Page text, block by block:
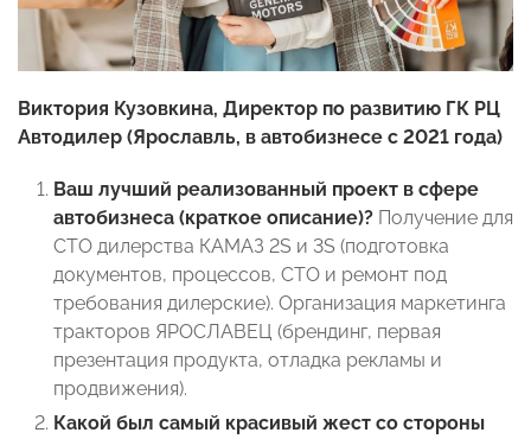
Виктория Кузовкина, Директор по развитию ГК РЦ
Автодилер (Ярославль, в автобизнесе с 2021 года)
Ваш лучший реализованный проект в сфере
автобизнеса (краткое описание)? Получение для
СТО дилерства КАМАЗ 2S и 3S (подготовка
документов, процессов, СТО и ремонт под
требования дилерские). Организация маркетинга
тракторов ЯРОСЛАВЕЦ (брендинг, первая
презентация продукта, отладка рекламы и
продвижения).
Какой был самый красивый жест со стороны